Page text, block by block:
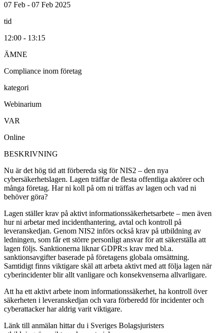
07 Feb - 07 Feb 2025
tid
12:00 - 13:15
ÄMNE
Compliance inom företag
kategori
Webinarium
VAR
Online
BESKRIVNING
Nu är det hög tid att förbereda sig för NIS2 – den nya
cybersäkerhetslagen. Lagen träffar de flesta offentliga aktörer och
många företag. Har ni koll på om ni träffas av lagen och vad ni
behöver göra?
Lagen ställer krav på aktivt informationssäkerhetsarbete – men även
hur ni arbetar med incidenthantering, avtal och kontroll på
leveranskedjan. Genom NIS2 införs också krav på utbildning av
ledningen, som får ett större personligt ansvar för att säkerställa att
lagen följs. Sanktionerna liknar GDPR:s krav med bl.a.
sanktionsavgifter baserade på företagens globala omsättning.
Samtidigt finns viktigare skäl att arbeta aktivt med att följa lagen när
cyberincidenter blir allt vanligare och konsekvenserna allvarligare.
Att ha ett aktivt arbete inom informationssäkerhet, ha kontroll över
säkerheten i leveranskedjan och vara förberedd för incidenter och
cyberattacker har aldrig varit viktigare.
Länk till anmälan hittar du i Sveriges Bolagsjuristers